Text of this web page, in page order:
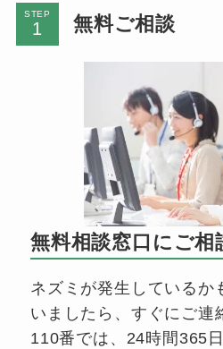
STEP 無料ご相談
無料相談窓口にご相
ネズミが発生している
いましたら、すぐにご連
110番では、24時間365